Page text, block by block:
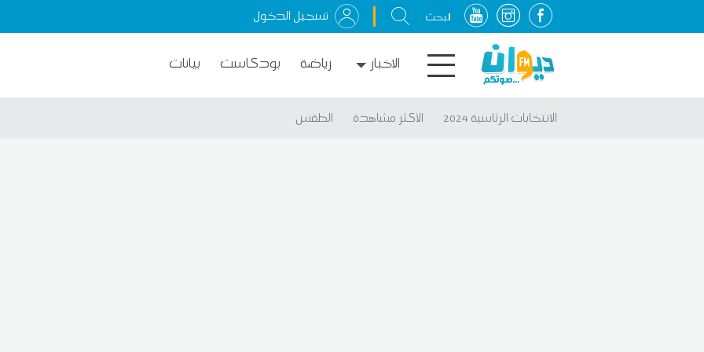
تسجيل الدخول
الاخبار رياضة بودكاست بيانات
الانتخابات الرئاسية 2024 الأكثر مشاهدة الطقس